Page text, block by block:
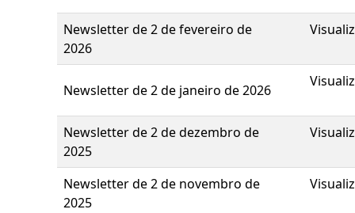
Newsletter de 2 de fevereiro de
2026
Newsletter de 2 de janeiro de 2026
Newsletter de 2 de dezembro de
2025
Newsletter de 2 de novembro de
2025